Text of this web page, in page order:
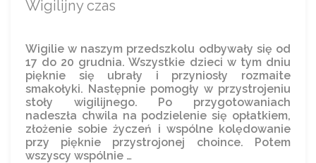
Wigilijny czas
Wigilie w naszym przedszkolu odbywały się od
17 do 20 grudnia. Wszystkie dzieci w tym dniu
pięknie się ubrały i przyniosły rozmaite
smakołyki. Następnie pomogły w przystrojeniu
stoły wigilijnego. Po przygotowaniach
nadeszła chwila na podzielenie się opłatkiem,
złożenie sobie życzeń i wspólne kolędowanie
przy pięknie przystrojonej choince. Potem
wszyscy wspólnie …